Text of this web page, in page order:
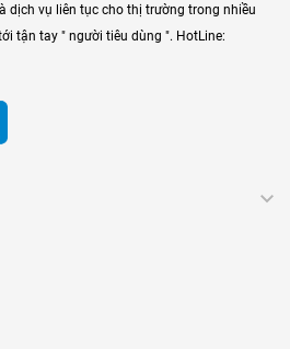
dịch vụ liên tục cho thị trường trong nhiều
tận tay " người tiêu dùng ". HotLine: